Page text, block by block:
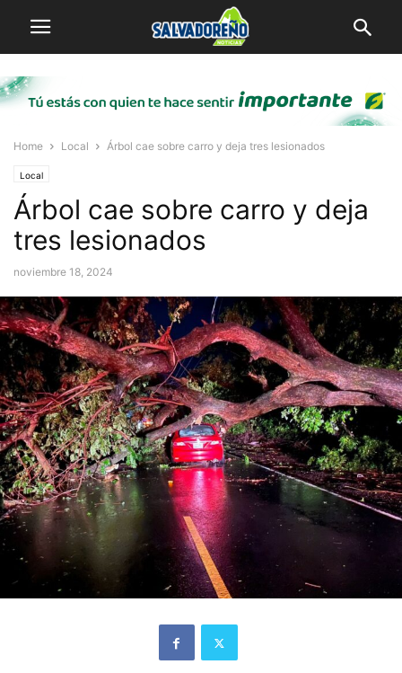
Home Local Árbol cae sobre carro y deja tres lesionados
Local
Árbol cae sobre carro y deja
tres lesionados
noviembre 18, 2024